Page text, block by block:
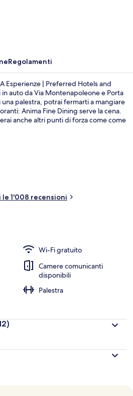
Regolamenti
Esperienze | Preferred Hotels and
in auto da Via Montenapoleone e Porta
palestra, potrai fermarti a mangiare
Anima Fine Dining serve la cena.
anche altri punti di forza come come
gentile e la posizione invidiabile.
Fermata del tram di via Rosales,
le 1'008 recensioni
Wi-Fi gratuito
Camere comunicanti
disponibili
Palestra